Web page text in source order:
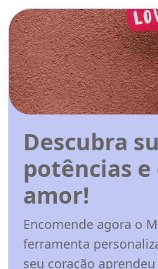
Descubra
potências
amor!
Encomende agora o
ferramenta
seu coração